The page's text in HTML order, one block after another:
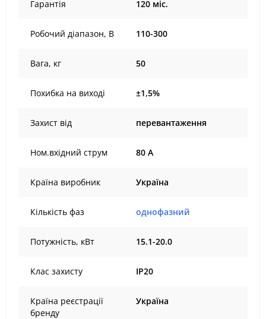
Гарантія 120 міс.
Робочий діапазон, В 110-300
Вага, кг 50
Похибка на виході ±1,5%
Захист від перевантаження
Ном.вхідний струм 80 А
Країна виробник Україна
Кількість фаз однофазний
Потужність, кВт 15.1-20.0
Клас захисту IP20
Країна реєстрації
бренду
Україна